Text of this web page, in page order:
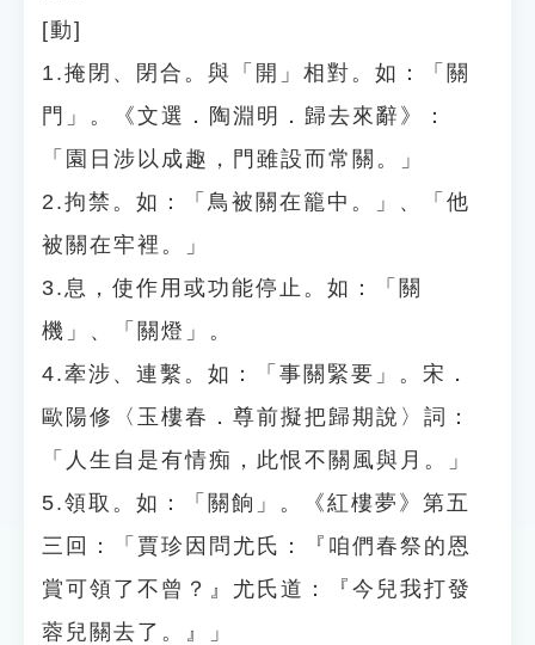
[動]
1.掩閉、閉合。與「開」相對。如：「關
門」。《文選．陶淵明．歸去來辭》：
「園日涉以成趣，門雖設而常關。」
2.拘禁。如：「鳥被關在籠中。」、「他
被關在牢裡。」
3.息，使作用或功能停止。如：「關
機」、「關燈」。
4.牽涉、連繫。如：「事關緊要」。宋．
歐陽修〈玉樓春．尊前擬把歸期說〉詞：
「人生自是有情痴，此恨不關風與月。」
5.領取。如：「關餉」。《紅樓夢》第五
三回：「賈珍因問尤氏：『咱們春祭的恩
賞可領了不曾？』尤氏道：『今兒我打發
蓉兒關去了。』」